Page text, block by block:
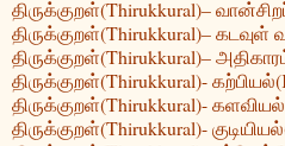
திருக்குறள்(Thirukkural)–
திருக்குறள்(Thirukkural)– கடவுள்
திருக்குறள்(Thirukkural)–
திருக்குறள்(Thirukkural)-
திருக்குறள்(Thirukkural)-
திருக்குறள்(Thirukkural)-